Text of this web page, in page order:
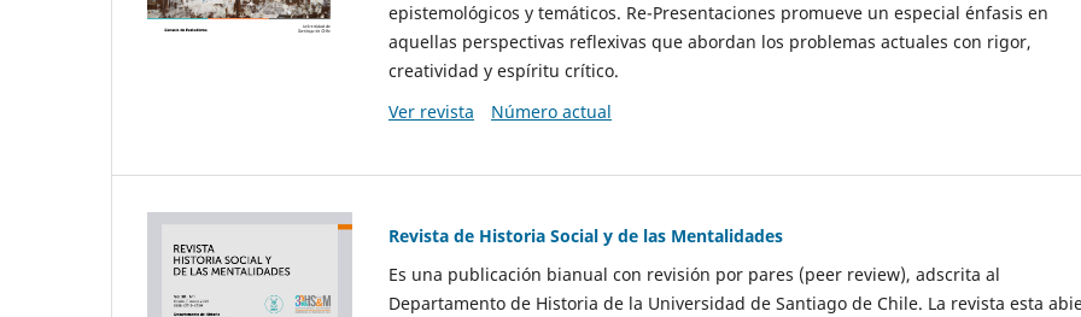
epistemológicos y temáticos. Re-Presentaciones promueve un especial énfasis en
aquellas perspectivas reflexivas que abordan los problemas actuales con rigor,
creatividad y espíritu crítico.
Ver revista
Número actual
Revista de Historia Social y de las Mentalidades
Es una publicación bianual con revisión por pares (peer review), adscrita al
Departamento de Historia de la Universidad de Santiago de Chile. La revista esta